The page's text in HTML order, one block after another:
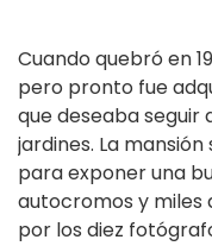
Cuando quebró en
pero pronto fue
que deseaba seguir
jardines. La
para exponer una
autocromos y miles
por los diez